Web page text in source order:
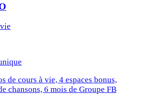
de cours à vie, 4 espaces bonus,
chansons, 6 mois de Groupe FB